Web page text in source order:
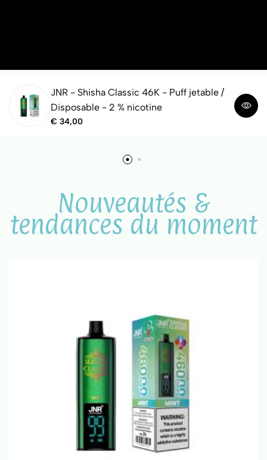
JNR - Shisha Classic 46K - Puff jetable /
Disposable - 2 % nicotine
€ 34,00
Nouveautés &
tendances du moment